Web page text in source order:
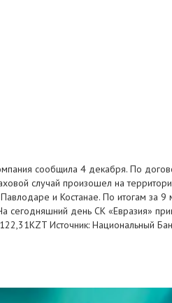
сообщила 4 декабря. По
случай произошел на
и Костанае. По итогам за 9
день СК «Евразия»
Источник: Национальный